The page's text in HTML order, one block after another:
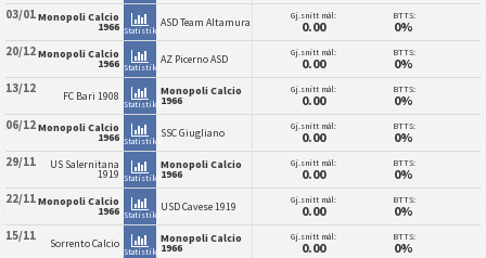
03/01Monopoli Calcio
1966 Statistikk
ASD Team Altamura Gj.snitt mål:
0.00
BTTS:
0%
20/12Monopoli Calcio
1966 Statistikk
AZ Picerno ASD Gj.snitt mål:
0.00
BTTS:
0%
13/12 FC Bari 1908
Statistikk
Monopoli Calcio
1966
Gj.snitt mål:
0.00
BTTS:
0%
06/12Monopoli Calcio
1966 Statistikk
SSC Giugliano Gj.snitt mål:
0.00
BTTS:
0%
29/11 US Salernitana
1919 Statistikk
Monopoli Calcio
1966
Gj.snitt mål:
0.00
BTTS:
0%
22/11Monopoli Calcio
1966 Statistikk
USD Cavese 1919 Gj.snitt mål:
0.00
BTTS:
0%
15/11 Sorrento Calcio
Statistikk
Monopoli Calcio
1966
Gj.snitt mål:
0.00
BTTS:
0%